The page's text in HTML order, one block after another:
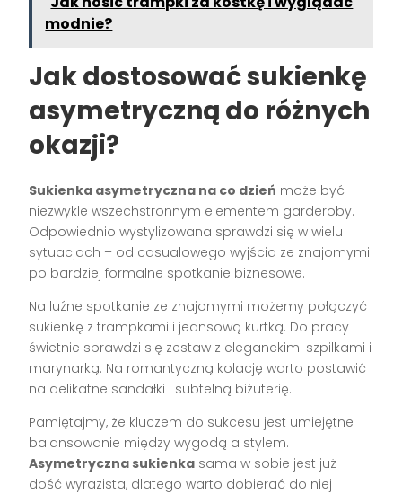
modnie?
Jak dostosować sukienkę
asymetryczną do różnych
okazji?
Sukienka asymetryczna na co dzień może być
niezwykle wszechstronnym elementem garderoby.
Odpowiednio wystylizowana sprawdzi się w wielu
sytuacjach – od casualowego wyjścia ze znajomymi
po bardziej formalne spotkanie biznesowe.
Na luźne spotkanie ze znajomymi możemy połączyć
sukienkę z trampkami i jeansową kurtką. Do pracy
świetnie sprawdzi się zestaw z eleganckimi szpilkami i
marynarką. Na romantyczną kolację warto postawić
na delikatne sandałki i subtelną biżuterię.
Pamiętajmy, że kluczem do sukcesu jest umiejętne
balansowanie między wygodą a stylem.
Asymetryczna sukienka sama w sobie jest już
dość wyrazista, dlatego warto dobierać do niej